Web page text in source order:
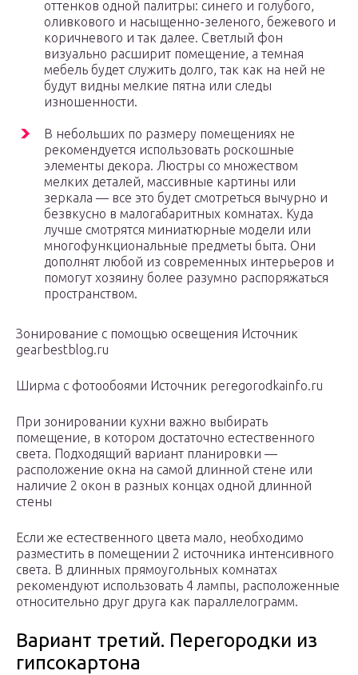
оттенков одной палитры: синего и голубого,
оливкового и насыщенно-зеленого, бежевого и
коричневого и так далее. Светлый фон
визуально расширит помещение, а темная
мебель будет служить долго, так как на ней не
будут видны мелкие пятна или следы
изношенности.
В небольших по размеру помещениях не
рекомендуется использовать роскошные
элементы декора. Люстры со множеством
мелких деталей, массивные картины или
зеркала — все это будет смотреться вычурно и
безвкусно в малогабаритных комнатах. Куда
лучше смотрятся миниатюрные модели или
многофункциональные предметы быта. Они
дополнят любой из современных интерьеров и
помогут хозяину более разумно распоряжаться
пространством.
Зонирование с помощью освещения Источник
gearbestblog.ru
Ширма с фотообоями Источник peregorodkainfo.ru
При зонировании кухни важно выбирать
помещение, в котором достаточно естественного
света. Подходящий вариант планировки —
расположение окна на самой длинной стене или
наличие 2 окон в разных концах одной длинной
стены
Если же естественного цвета мало, необходимо
разместить в помещении 2 источника интенсивного
света. В длинных прямоугольных комнатах
рекомендуют использовать 4 лампы, расположенные
относительно друг друга как параллелограмм.
Вариант третий. Перегородки из
гипсокартона